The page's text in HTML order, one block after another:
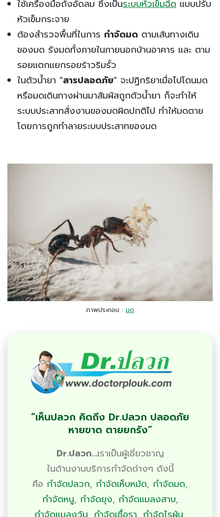
ใช้เครื่องมือถังอัดลม ซึ่งเป็นระบบหัวเข็มฉีด แบบปรับ
หัวเข็มกระจาย
ต้องสำรวจพื้นที่ในการ กำจัดมด ตามเส้นทางเดิน
ของมด รังมดทั้งภายในภายนอกบ้านอาคาร และ ตาม
รอยแตกแยกรอยร้าวริมรั้ว
ในตัวน้ำยา “สารปลอดภัย” จะปฏิกริยาเมื่อไปโดนมด
หรือมดเดินทางผ่านมาสัมผัสถูกตัวน้ำยา ก็จะทำให้
ระบบประสาทสั่งงานของมดผิดปกติไป ทำให้มดตาย
โดยการถูกทำลายระบบประสาทของมด
ภาพประกอบ : มด
“เห็นปลวก คิดถึง Dr.ปลวก ปลอดภัย
หายขาด ตายยกรัง”
Dr.ปลวก…เราเป็นผู้เชี่ยวชาญ
ในด้านงานบริการกำจัดต่างๆ ดังนี้
คือ กำจัดปลวก, กำจัดเห็บหมัด, กำจัดมด,
กำจัดหนู, กำจัดยุง, กำจัดแมลงสาบ,